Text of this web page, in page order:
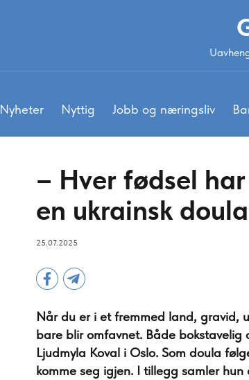
Nyheter Nyttig Jobb og næringsliv
– Hver fødsel
en ukrainsk
25.07.2025
Når du er i et fremmed land, gravid,
bare blir omfavnet. Både bokstavelig
Ljudmyla Koval i Oslo. Som doula
komme seg igjen. I tillegg samler